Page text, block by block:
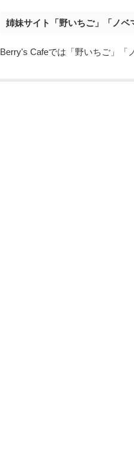
姉妹サイト「野いちご」「ノベ
Berry's Cafeでは「野いちご」「